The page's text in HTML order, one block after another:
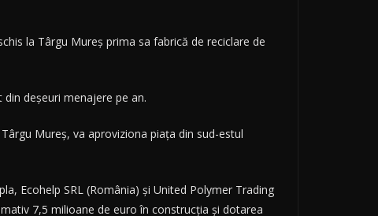
la Târgu Mureş prima sa fabrică de reciclare de
deşeuri menajere pe an.
Mureş, va aproviziona piaţa din sud-estul
Ecohelp SRL (România) şi United Polymer Trading
7,5 milioane de euro în construcţia şi dotarea